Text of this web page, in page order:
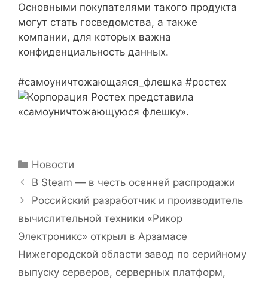
Основными покупателями такого продукта
могут стать госведомства, а также
компании, для которых важна
конфиденциальность данных.
#самоуничтожающаяся_флешка #ростех
Рубрики
Новости
В Steam — в честь осенней распродажи
Российский разработчик и производитель
вычислительной техники «Рикор
Электроникс» открыл в Арзамасе
Нижегородской области завод по серийному
выпуску серверов, серверных платформ,